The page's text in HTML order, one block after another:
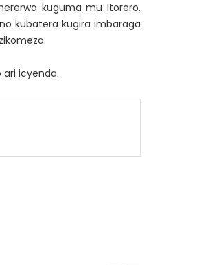
kuguma mu Itorero.
kubatera kugira imbaraga
ari icyenda.